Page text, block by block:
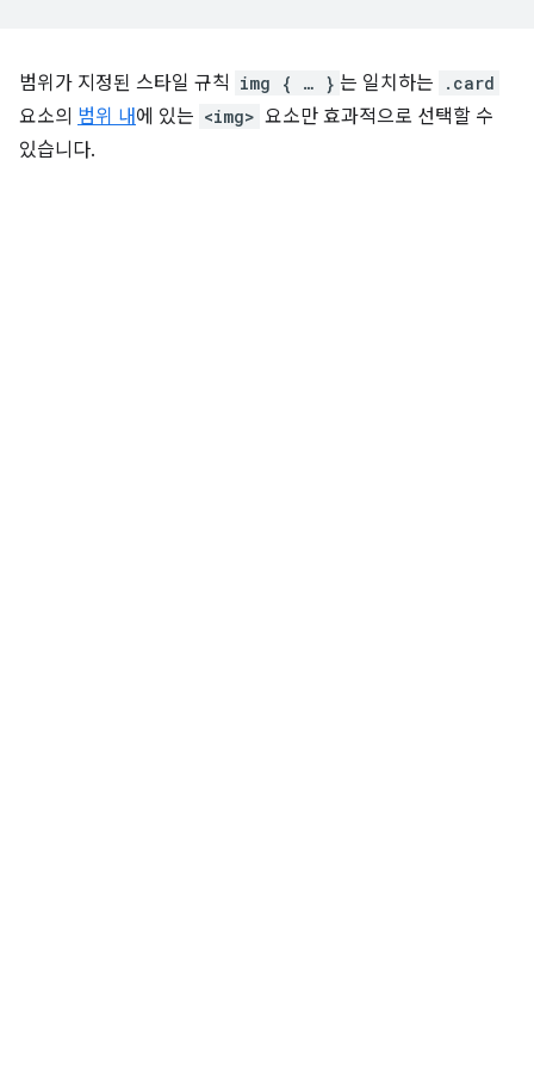
범위가 지정된 스타일 규칙 img { … } 는 일치하는 .card
요소의 범위 내 에 있는 <img> 요소만 효과적으로 선택할 수
있습니다.